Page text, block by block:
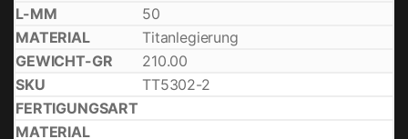
50
Titanlegierung
210.00
TT5302-2